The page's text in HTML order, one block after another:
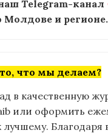
Telegram-канал
Молдове и регионе.
что мы делаем?
в качественную
или оформить